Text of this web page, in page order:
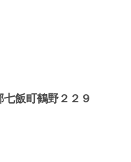
飯町鶴野２２９